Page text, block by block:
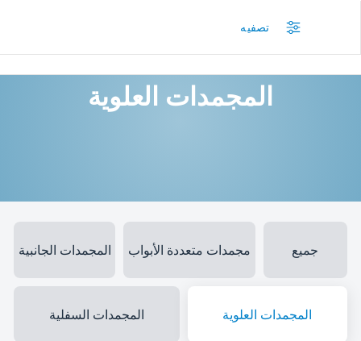
المجمدات العلوية
جميع مجمدات متعددة الأبواب المجمدات الجانبية
المجمدات العلوية المجمدات السفلية
تصفيه